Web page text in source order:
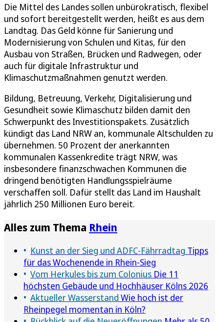
Die Mittel des Landes sollen unbürokratisch, flexibel
und sofort bereitgestellt werden, heißt es aus dem
Landtag. Das Geld könne für Sanierung und
Modernisierung von Schulen und Kitas, für den
Ausbau von Straßen, Brücken und Radwegen, oder
auch für digitale Infrastruktur und
Klimaschutzmaßnahmen genutzt werden.
Bildung, Betreuung, Verkehr, Digitalisierung und
Gesundheit sowie Klimaschutz bilden damit den
Schwerpunkt des Investitionspakets. Zusätzlich
kündigt das Land NRW an, kommunale Altschulden zu
übernehmen. 50 Prozent der anerkannten
kommunalen Kassenkredite trägt NRW, was
insbesondere finanzschwachen Kommunen die
dringend benötigten Handlungsspielräume
verschaffen soll. Dafür stellt das Land im Haushalt
jährlich 250 Millionen Euro bereit.
Alles zum Thema Rhein
Kunst an der Sieg und ADFC-Fährradtag Tipps
für das Wochenende in Rhein-Sieg
Vom Herkules bis zum Colonius Die 11
höchsten Gebäude und Hochhäuser Kölns 2026
Aktueller Wasserstand Wie hoch ist der
Rheinpegel momentan in Köln?